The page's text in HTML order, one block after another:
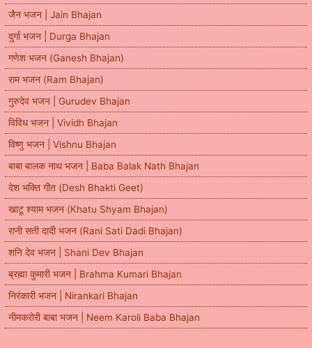
जैन भजन | Jain Bhajan
दुर्गा भजन | Durga Bhajan
गणेश भजन (Ganesh Bhajan)
राम भजन (Ram Bhajan)
गुरुदेव भजन | Gurudev Bhajan
विविध भजन | Vividh Bhajan
विष्णु भजन | Vishnu Bhajan
बाबा बालक नाथ भजन | Baba Balak Nath Bhajan
देश भक्ति गीत (Desh Bhakti Geet)
खाटू श्याम भजन (Khatu Shyam Bhajan)
रानी सती दादी भजन (Rani Sati Dadi Bhajan)
शनि देव भजन | Shani Dev Bhajan
ब्रह्मा कुमारी भजन | Brahma Kumari Bhajan
निरंकारी भजन | Nirankari Bhajan
नीमकरोरी बाबा भजन | Neem Karoli Baba Bhajan